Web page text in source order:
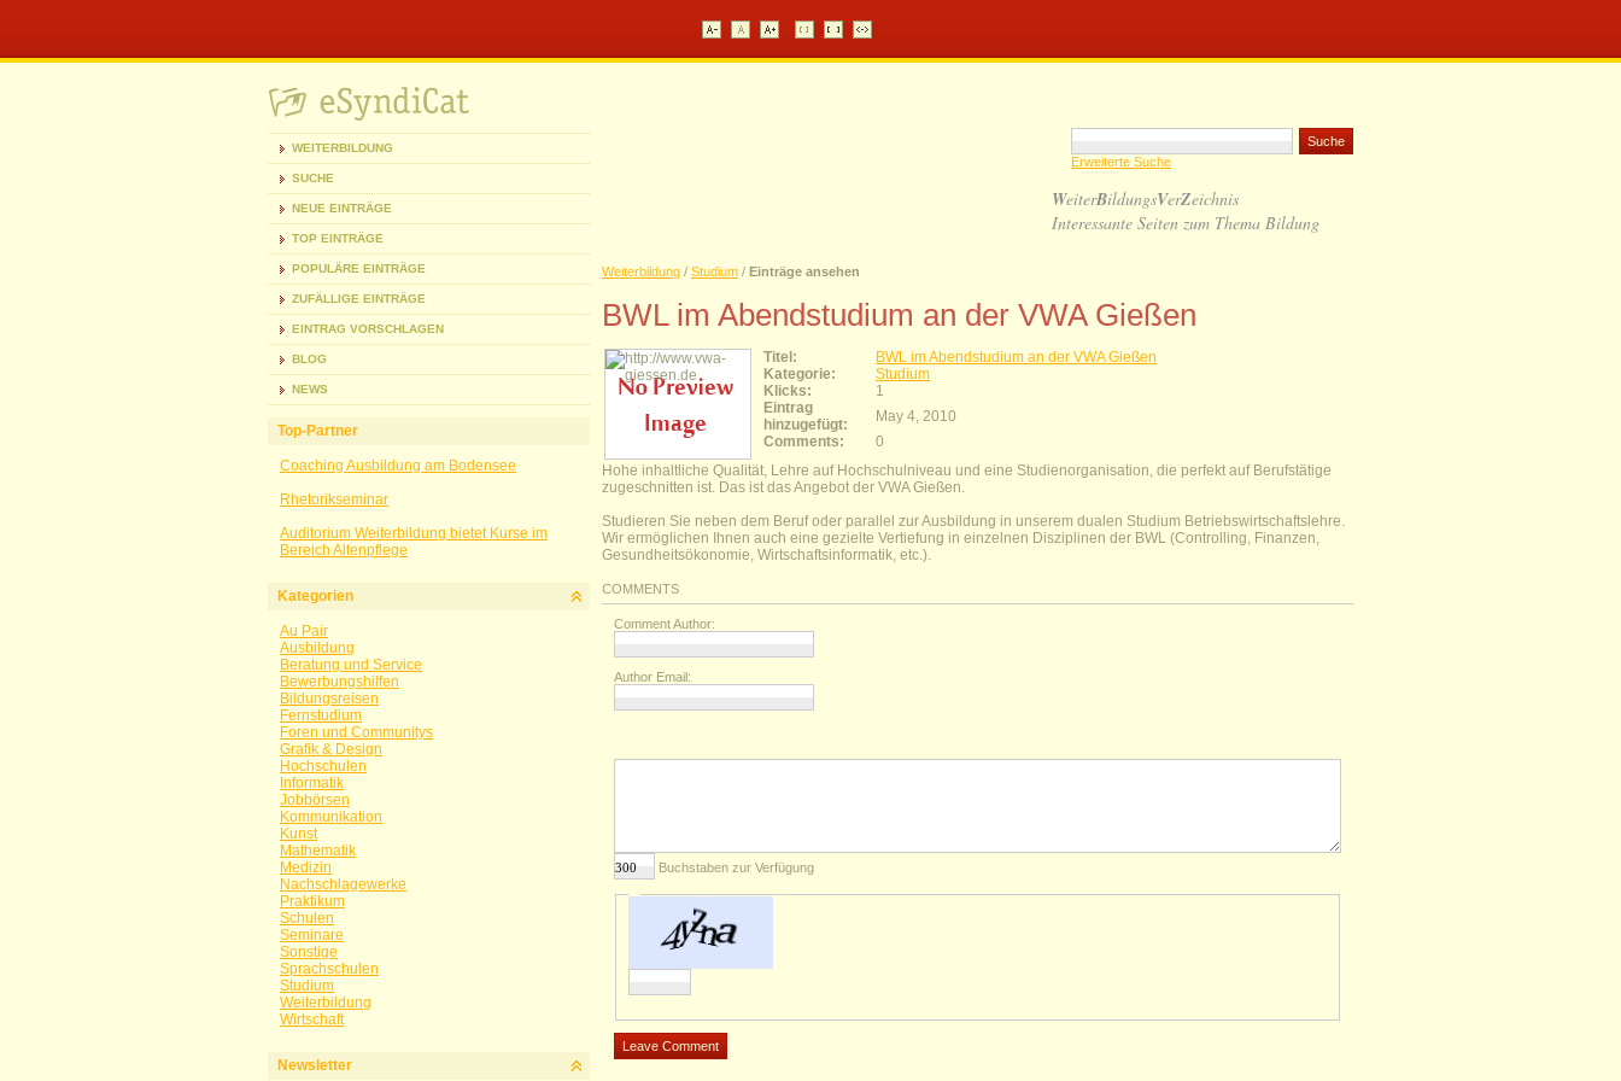
WEITERBILDUNG
SUCHE
NEUE EINTRÄGE
TOP EINTRÄGE
POPULÄRE EINTRÄGE
ZUFÄLLIGE EINTRÄGE
EINTRAG VORSCHLAGEN
BLOG
NEWS
Top-Partner
Coaching Ausbildung am Bodensee
Rhetorikseminar
Auditorium Weiterbildung bietet Kurse im
Bereich Altenpflege
Kategorien
Au Pair
Ausbildung
Beratung und Service
Bewerbungshilfen
Bildungsreisen
Fernstudium
Foren und Communitys
Grafik & Design
Hochschulen
Informatik
Jobbörsen
Kommunikation
Kunst
Mathematik
Medizin
Nachschlagewerke
Praktikum
Schulen
Seminare
Sonstige
Sprachschulen
Studium
Weiterbildung
Wirtschaft
Newsletter
Erweiterte Suche
WeiterBildungsVerZeichnis
Interessante Seiten zum Thema Bildung
Weiterbildung / Studium / Einträge ansehen
BWL im Abendstudium an der VWA Gießen
Titel:
BWL im Abendstudium an der VWA Gießen
Kategorie:
Studium
Klicks:
1
Eintrag
hinzugefügt:
May 4, 2010
Comments:
0
Hohe inhaltliche Qualität, Lehre auf Hochschulniveau und eine Studienorganisation, die perfekt auf Berufstätige
zugeschnitten ist. Das ist das Angebot der VWA Gießen.
Studieren Sie neben dem Beruf oder parallel zur Ausbildung in unserem dualen Studium Betriebswirtschaftslehre.
Wir ermöglichen Ihnen auch eine gezielte Vertiefung in einzelnen Disziplinen der BWL (Controlling, Finanzen,
Gesundheitsökonomie, Wirtschaftsinformatik, etc.).
COMMENTS
Comment Author:
Author Email:
Buchstaben zur Verfügung